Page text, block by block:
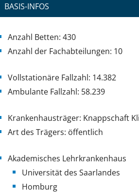
BASIS-INFOS
Anzahl Betten: 430
Anzahl der Fachabteilungen: 10
Vollstationäre Fallzahl: 14.382
Ambulante Fallzahl: 58.239
Krankenhausträger: Knappschaft
Art des Trägers: öffentlich
Akademisches Lehrkrankenhaus
Universität des Saarlandes
Homburg